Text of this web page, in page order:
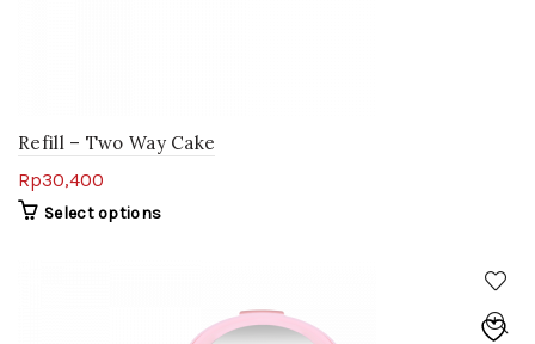
Refill – Two Way Cake
Rp30,400
Select options